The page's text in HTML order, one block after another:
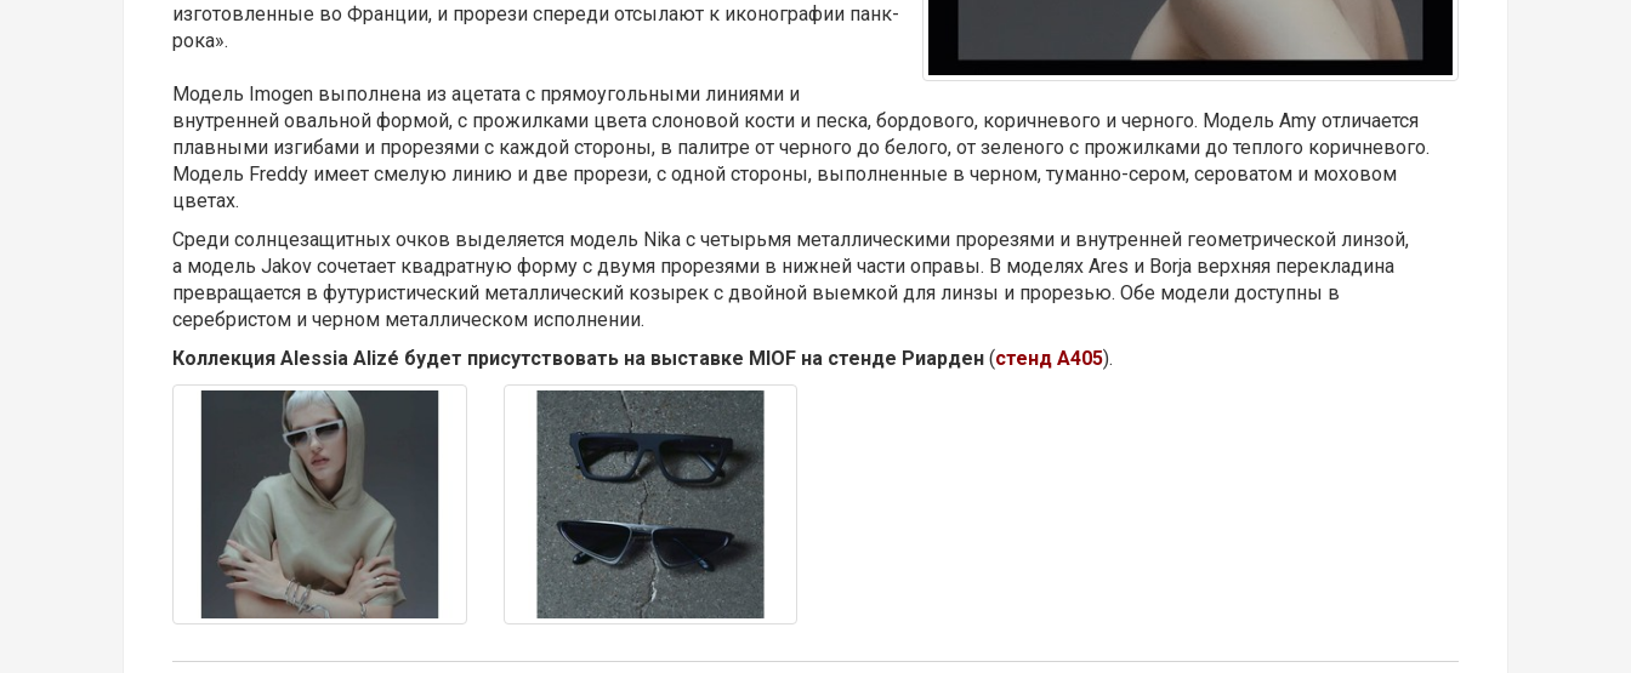
изготовленные во Франции, и прорези спереди отсылают к иконографии панк-
рока».
Модель Imogen выполнена из ацетата с прямоугольными линиями и
внутренней овальной формой, с прожилками цвета слоновой кости и песка, бордового, коричневого и черного. Модель Amy отличается
плавными изгибами и прорезями с каждой стороны, в палитре от черного до белого, от зеленого с прожилками до теплого коричневого.
Модель Freddy имеет смелую линию и две прорези, с одной стороны, выполненные в черном, туманно-сером, сероватом и моховом
цветах.
Среди солнцезащитных очков выделяется модель Nika с четырьмя металлическими прорезями и внутренней геометрической линзой,
а модель Jakov сочетает квадратную форму с двумя прорезями в нижней части оправы. В моделях Ares и Borja верхняя перекладина
превращается в футуристический металлический козырек с двойной выемкой для линзы и прорезью. Обе модели доступны в
серебристом и черном металлическом исполнении.
Коллекция Alessia Alizé будет присутствовать на выставке MIOF на стенде Риарден (стенд А405).